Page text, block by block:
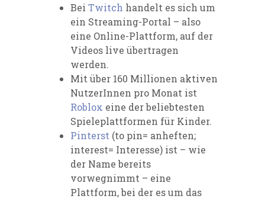
Bei Twitch handelt es sich um
ein Streaming-Portal – also
eine Online-Plattform, auf der
Videos live übertragen
werden.
Mit über 160 Millionen aktiven
NutzerInnen pro Monat ist
Roblox eine der beliebtesten
Spieleplattformen für Kinder.
Pinterst (to pin= anheften;
interest= Interesse) ist – wie
der Name bereits
vorwegnimmt – eine
Plattform, bei der es um das